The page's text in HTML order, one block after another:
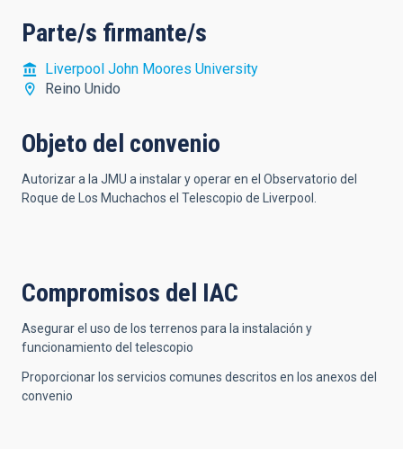
Parte/s firmante/s
Liverpool John Moores University
Reino Unido
Objeto del convenio
Autorizar a la JMU a instalar y operar en el Observatorio del
Roque de Los Muchachos el Telescopio de Liverpool.
Compromisos del IAC
Asegurar el uso de los terrenos para la instalación y
funcionamiento del telescopio
Proporcionar los servicios comunes descritos en los anexos del
convenio